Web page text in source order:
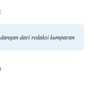
dari redaksi kumparan